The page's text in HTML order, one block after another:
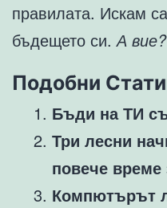
правилата. Искам
бъдещето си.А вие?
Подобни
Бъди на ТИ
Три лесни
повече време
Компютърът